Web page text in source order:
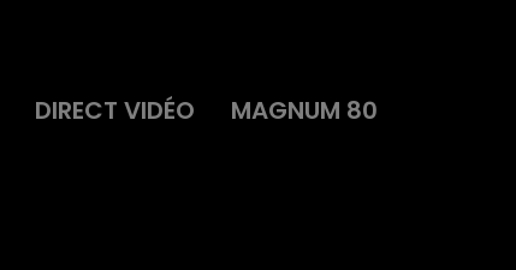
DIRECT VIDÉO
MAGNUM 80